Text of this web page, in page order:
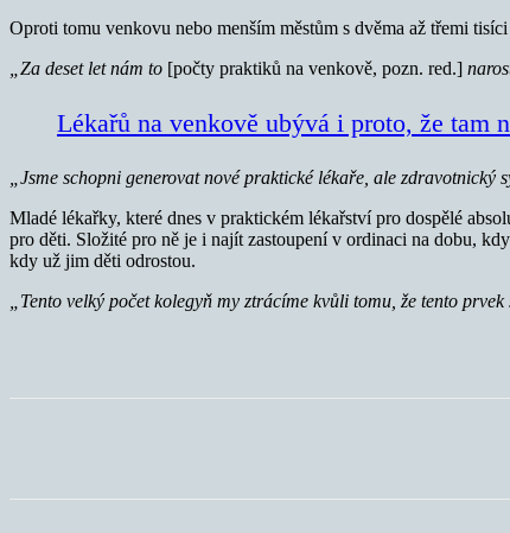
Oproti tomu venkovu nebo menším městům s dvěma až třemi
„Za deset let nám to [počty praktiků na venkově, pozn. red.]
Lékařů na venkově ubývá i proto, že tam
„Jsme schopni generovat nové praktické lékaře, ale zdravotnický
Mladé lékařky, které dnes v praktickém lékařství pro dospělé
pro děti. Složité pro ně je i najít zastoupení v ordinaci na dobu,
kdy už jim děti odrostou.
„Tento velký počet kolegyň my ztrácíme kvůli tomu, že tento